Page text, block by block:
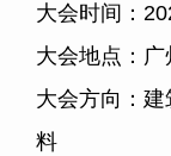
大会时间：
大会地点：广
大会方向：
料